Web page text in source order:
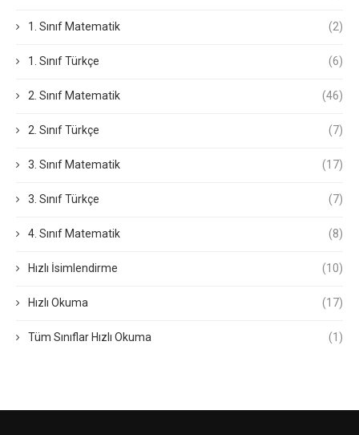
1. Sınıf Matematik (2)
1. Sınıf Türkçe (6)
2. Sınıf Matematik (46)
2. Sınıf Türkçe (7)
3. Sınıf Matematik (17)
3. Sınıf Türkçe (7)
4. Sınıf Matematik (8)
Hızlı İsimlendirme (10)
Hızlı Okuma (17)
Tüm Sınıflar Hızlı Okuma (1)